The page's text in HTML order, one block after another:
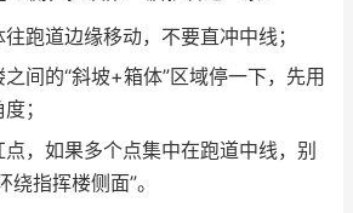
跑道边缘移动，不要直冲中线；
间的“斜坡+箱体”区域停一下，先用
；
，如果多个点集中在跑道中线，别
绕指挥楼侧面”。